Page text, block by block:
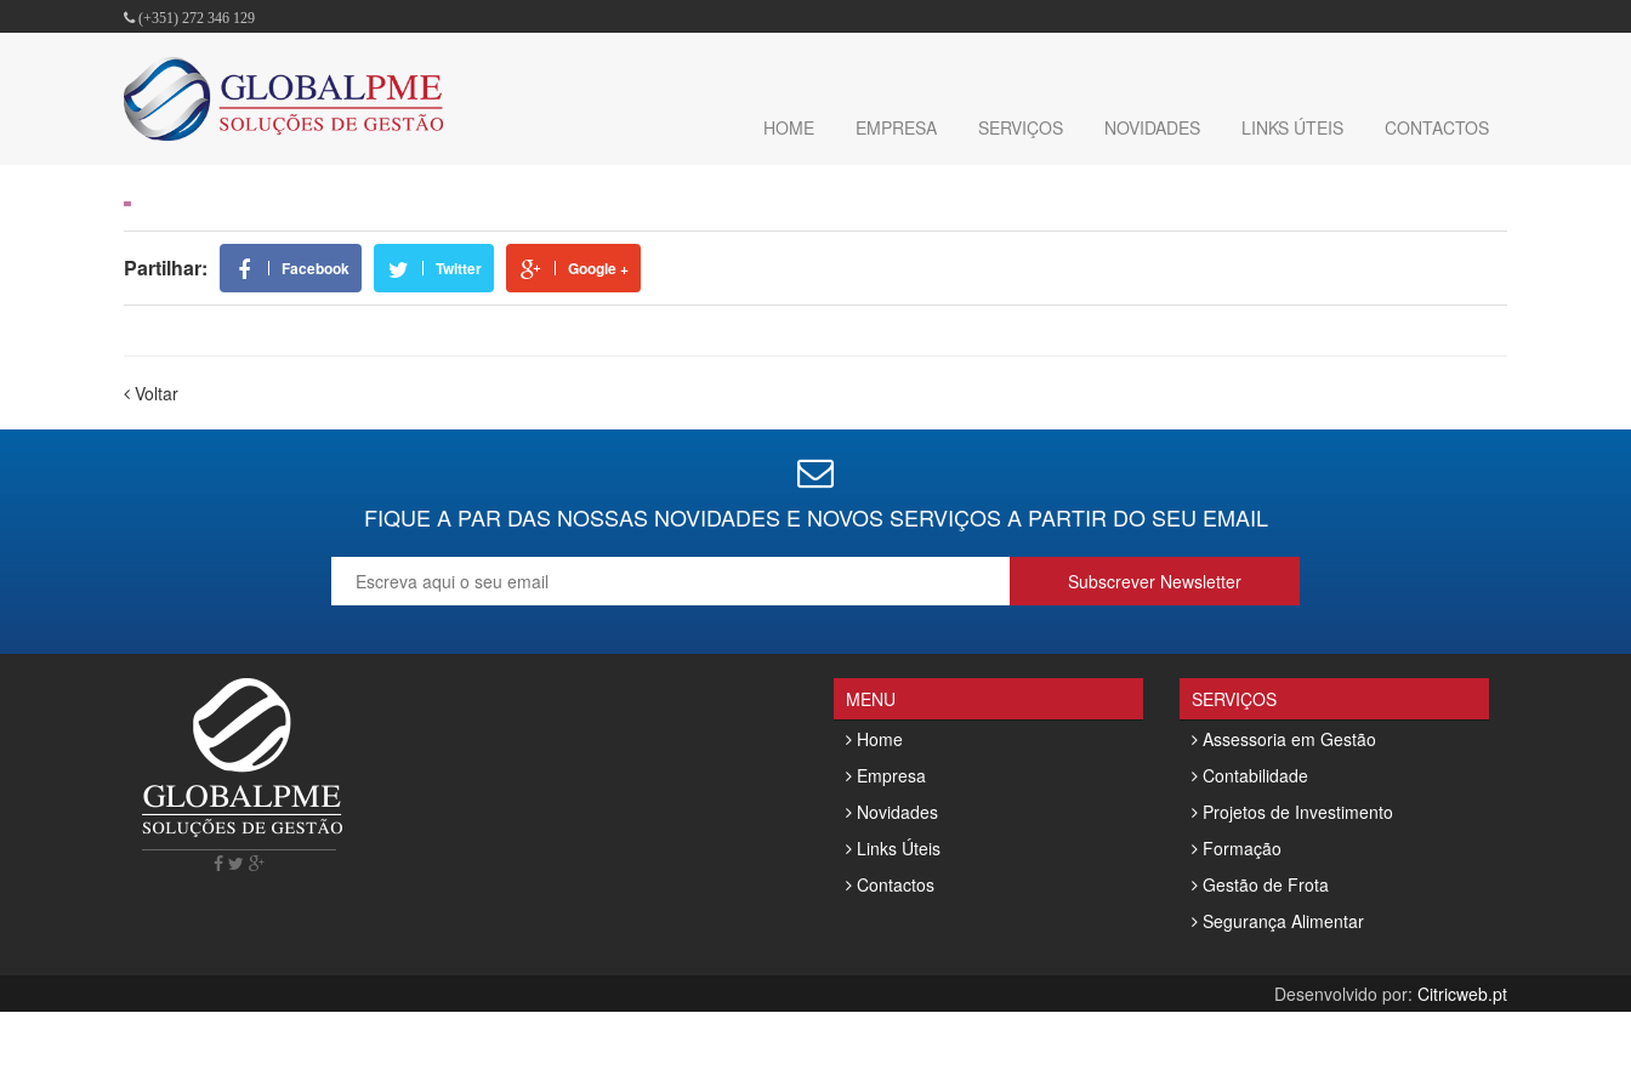
(+351) 272 346 129
HOME EMPRESA SERVIÇOS NOVIDADES LINKS ÚTEIS CONTACTOS
Partilhar: Facebook Twitter Google +
Voltar
FIQUE A PAR DAS NOSSAS NOVIDADES E NOVOS SERVIÇOS A PARTIR DO SEU EMAIL
Subscrever Newsletter
MENU
Home
Empresa
Novidades
Links Úteis
Contactos
SERVIÇOS
Assessoria em Gestão
Contabilidade
Projetos de Investimento
Formação
Gestão de Frota
Segurança Alimentar
Desenvolvido por: Citricweb.pt